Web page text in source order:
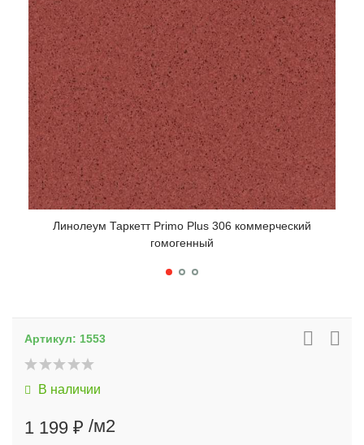
Линолеум Таркетт Primo Plus 306 коммерческий
гомогенный
Артикул: 1553
В наличии
1 199 ₽ /м2